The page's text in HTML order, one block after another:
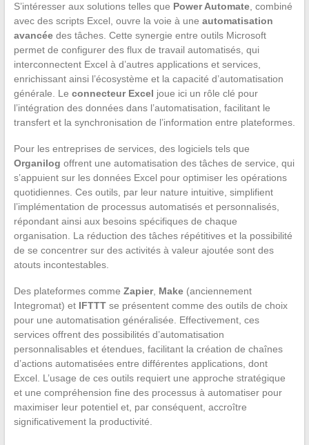
S’intéresser aux solutions telles que Power Automate, combiné
avec des scripts Excel, ouvre la voie à une automatisation
avancéedes tâches. Cette synergie entre outils Microsoft
permet de configurer des flux de travail automatisés, qui
interconnectent Excel à d’autres applications et services,
enrichissant ainsi l’écosystème et la capacité d’automatisation
générale. Le connecteur Excel joue ici un rôle clé pour
l’intégration des données dans l’automatisation, facilitant le
transfert et la synchronisation de l’information entre plateformes.
Pour les entreprises de services, des logiciels tels que
Organilog offrent une automatisation des tâches de service, qui
s’appuient sur les données Excel pour optimiser les opérations
quotidiennes. Ces outils, par leur nature intuitive, simplifient
l’implémentation de processus automatisés et personnalisés,
répondant ainsi aux besoins spécifiques de chaque
organisation. La réduction des tâches répétitives et la possibilité
de se concentrer sur des activités à valeur ajoutée sont des
atouts incontestables.
Des plateformes comme Zapier, Make(anciennement
Integromat) et IFTTTse présentent comme des outils de choix
pour une automatisation généralisée. Effectivement, ces
services offrent des possibilités d’automatisation
personnalisables et étendues, facilitant la création de chaînes
d’actions automatisées entre différentes applications, dont
Excel. L’usage de ces outils requiert une approche stratégique
et une compréhension fine des processus à automatiser pour
maximiser leur potentiel et, par conséquent, accroître
significativement la productivité.